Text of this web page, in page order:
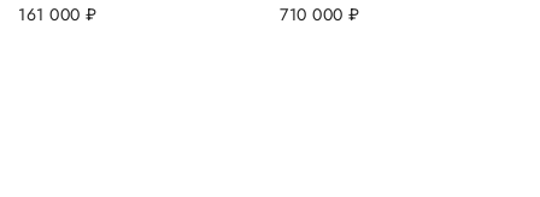
161 000 руб. 710 000руб.